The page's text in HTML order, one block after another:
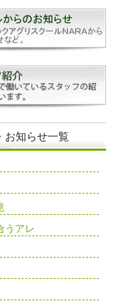
お知らせ一覧
うアレ